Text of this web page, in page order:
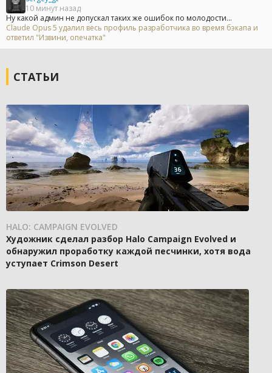
10 минут назад
Ну какой админ не допускал таких же ошибок по молодости...
Claude Opus 5 удалил весь профиль разработчика во время бэкапа и
ответил "Извини, опечатка"
СТАТЬИ
HALO: CAMPAIGN EVOLVED
Художник сделал разбор Halo Campaign Evolved и
обнаружил проработку каждой песчинки, хотя вода
уступает Crimson Desert